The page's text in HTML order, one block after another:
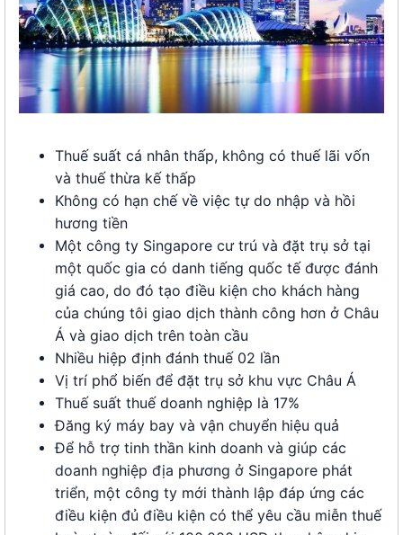
Thuế suất cá nhân thấp, không có thuế lãi vốn
và thuế thừa kế thấp
Không có hạn chế về việc tự do nhập và hồi
hương tiền
Một công ty Singapore cư trú và đặt trụ sở tại
một quốc gia có danh tiếng quốc tế được đánh
giá cao, do đó tạo điều kiện cho khách hàng
của chúng tôi giao dịch thành công hơn ở Châu
Á và giao dịch trên toàn cầu
Nhiều hiệp định đánh thuế 02 lần
Vị trí phổ biến để đặt trụ sở khu vực Châu Á
Thuế suất thuế doanh nghiệp là 17%
Đăng ký máy bay và vận chuyển hiệu quả
Để hỗ trợ tinh thần kinh doanh và giúp các
doanh nghiệp địa phương ở Singapore phát
triển, một công ty mới thành lập đáp ứng các
điều kiện đủ điều kiện có thể yêu cầu miễn thuế